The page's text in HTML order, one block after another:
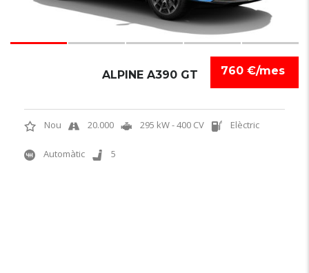
760 €/mes
ALPINE A390 GT
Nou 20.000 295 kW - 400 CV Elèctric
Automàtic 5